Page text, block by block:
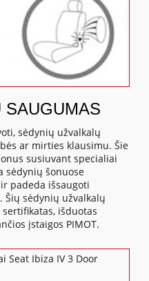
SAUGUMAS
sėdynių užvalkalų
ar mirties klausimu. Šie
susiuvant specialiai
sėdynių šonuose
padeda išsaugoti
Šių sėdynių užvalkalų
išduotas
įstaigos PIMOT.